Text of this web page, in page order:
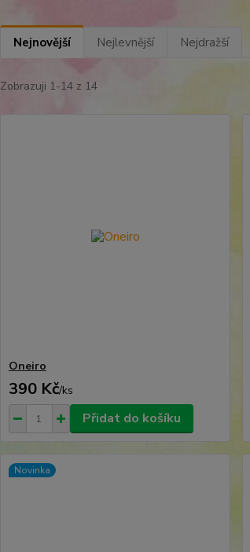
Nejnovější Nejlevnější Nejdražší
Zobrazuji 1-14 z 14
Oneiro
390 Kč/ks
Přidat do košíku
Novinka